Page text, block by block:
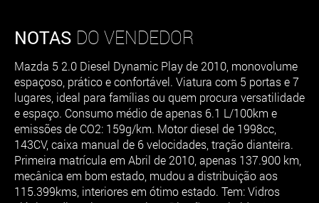
NOTAS DO VENDEDOR
Mazda 5 2.0 Diesel Dynamic Play de 2010, monovolume
espaçoso, prático e confortável. Viatura com 5 portas e 7
lugares, ideal para famílias ou quem procura versatilidade
e espaço. Consumo médio de apenas 6.1 L/100km e
emissões de CO2: 159g/km. Motor diesel de 1998cc,
143CV, caixa manual de 6 velocidades, tração dianteira.
Primeira matrícula em Abril de 2010, apenas 137.900 km,
mecânica em bom estado, mudou a distribuição aos
115.399kms, interiores em ótimo estado. Tem: Vidros